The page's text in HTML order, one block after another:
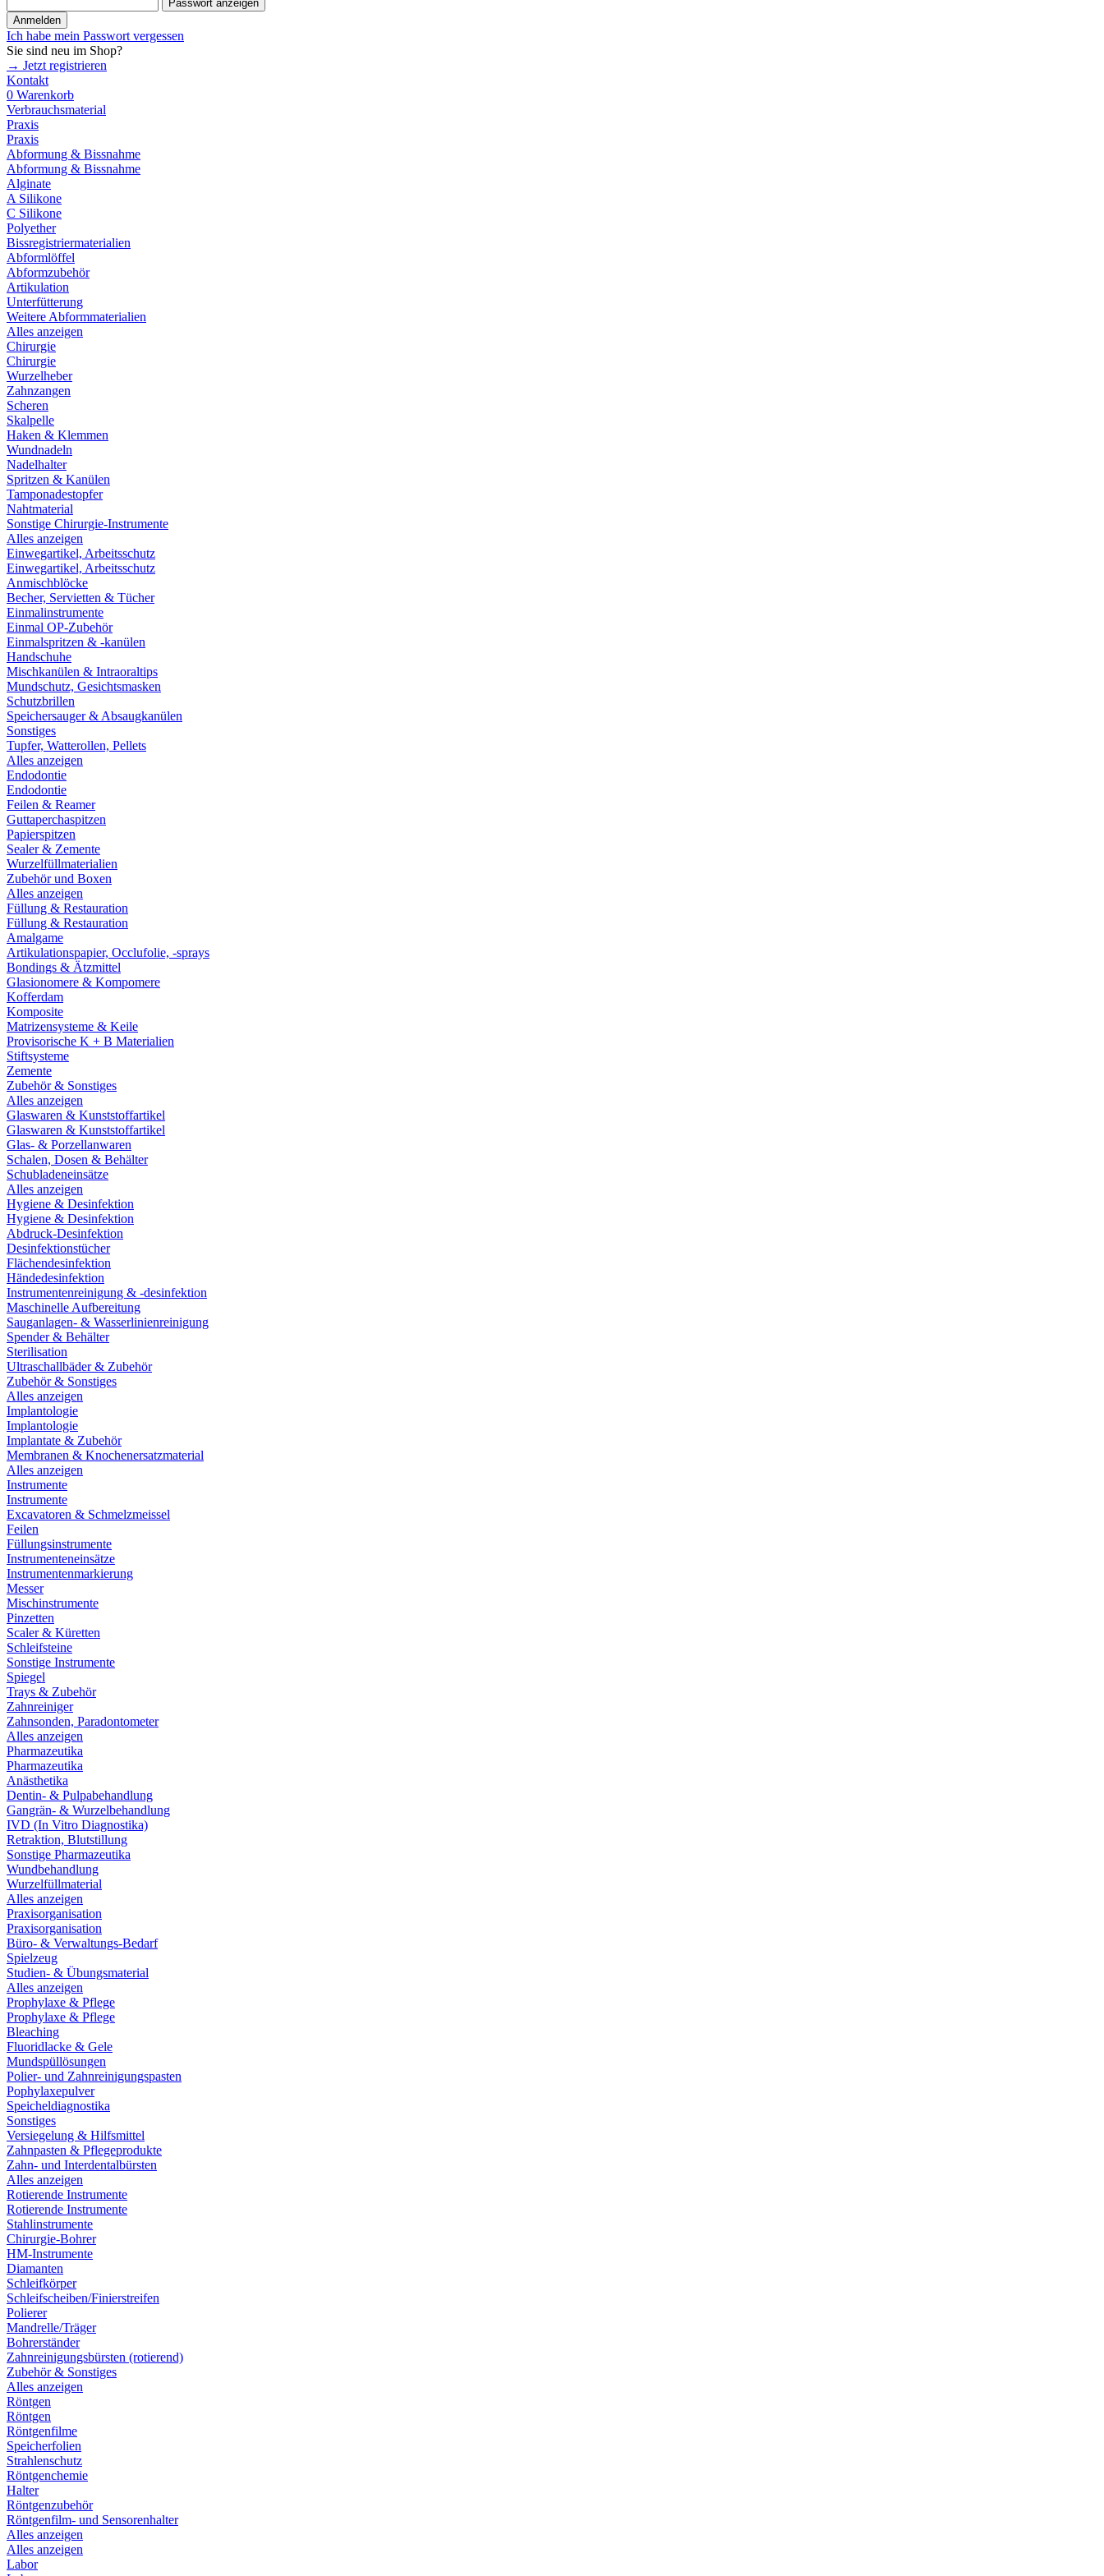
Passwort anzeigen
Anmelden
Ich habe mein Passwort vergessen
Sie sind neu im Shop?
→ Jetzt registrieren
Kontakt
0 Warenkorb
Verbrauchsmaterial
Praxis
Praxis
Abformung & Bissnahme
Abformung & Bissnahme
Alginate
A Silikone
C Silikone
Polyether
Bissregistriermaterialien
Abformlöffel
Abformzubehör
Artikulation
Unterfütterung
Weitere Abformmaterialien
Alles anzeigen
Chirurgie
Chirurgie
Wurzelheber
Zahnzangen
Scheren
Skalpelle
Haken & Klemmen
Wundnadeln
Nadelhalter
Spritzen & Kanülen
Tamponadestopfer
Nahtmaterial
Sonstige Chirurgie-Instrumente
Alles anzeigen
Einwegartikel, Arbeitsschutz
Einwegartikel, Arbeitsschutz
Anmischblöcke
Becher, Servietten & Tücher
Einmalinstrumente
Einmal OP-Zubehör
Einmalspritzen & -kanülen
Handschuhe
Mischkanülen & Intraoraltips
Mundschutz, Gesichtsmasken
Schutzbrillen
Speichersauger & Absaugkanülen
Sonstiges
Tupfer, Watterollen, Pellets
Alles anzeigen
Endodontie
Endodontie
Feilen & Reamer
Guttaperchaspitzen
Papierspitzen
Sealer & Zemente
Wurzelfüllmaterialien
Zubehör und Boxen
Alles anzeigen
Füllung & Restauration
Füllung & Restauration
Amalgame
Artikulationspapier, Occlufolie, -sprays
Bondings & Ätzmittel
Glasionomere & Kompomere
Kofferdam
Komposite
Matrizensysteme & Keile
Provisorische K + B Materialien
Stiftsysteme
Zemente
Zubehör & Sonstiges
Alles anzeigen
Glaswaren & Kunststoffartikel
Glaswaren & Kunststoffartikel
Glas- & Porzellanwaren
Schalen, Dosen & Behälter
Schubladeneinsätze
Alles anzeigen
Hygiene & Desinfektion
Hygiene & Desinfektion
Abdruck-Desinfektion
Desinfektionstücher
Flächendesinfektion
Händedesinfektion
Instrumentenreinigung & -desinfektion
Maschinelle Aufbereitung
Sauganlagen- & Wasserlinienreinigung
Spender & Behälter
Sterilisation
Ultraschallbäder & Zubehör
Zubehör & Sonstiges
Alles anzeigen
Implantologie
Implantologie
Implantate & Zubehör
Membranen & Knochenersatzmaterial
Alles anzeigen
Instrumente
Instrumente
Excavatoren & Schmelzmeissel
Feilen
Füllungsinstrumente
Instrumenteneinsätze
Instrumentenmarkierung
Messer
Mischinstrumente
Pinzetten
Scaler & Küretten
Schleifsteine
Sonstige Instrumente
Spiegel
Trays & Zubehör
Zahnreiniger
Zahnsonden, Paradontometer
Alles anzeigen
Pharmazeutika
Pharmazeutika
Anästhetika
Dentin- & Pulpabehandlung
Gangrän- & Wurzelbehandlung
IVD (In Vitro Diagnostika)
Retraktion, Blutstillung
Sonstige Pharmazeutika
Wundbehandlung
Wurzelfüllmaterial
Alles anzeigen
Praxisorganisation
Praxisorganisation
Büro- & Verwaltungs-Bedarf
Spielzeug
Studien- & Übungsmaterial
Alles anzeigen
Prophylaxe & Pflege
Prophylaxe & Pflege
Bleaching
Fluoridlacke & Gele
Mundspüllösungen
Polier- und Zahnreinigungspasten
Pophylaxepulver
Speicheldiagnostika
Sonstiges
Versiegelung & Hilfsmittel
Zahnpasten & Pflegeprodukte
Zahn- und Interdentalbürsten
Alles anzeigen
Rotierende Instrumente
Rotierende Instrumente
Stahlinstrumente
Chirurgie-Bohrer
HM-Instrumente
Diamanten
Schleifkörper
Schleifscheiben/Finierstreifen
Polierer
Mandrelle/Träger
Bohrerständer
Zahnreinigungsbürsten (rotierend)
Zubehör & Sonstiges
Alles anzeigen
Röntgen
Röntgen
Röntgenfilme
Speicherfolien
Strahlenschutz
Röntgenchemie
Halter
Röntgenzubehör
Röntgenfilm- und Sensorenhalter
Alles anzeigen
Alles anzeigen
Labor